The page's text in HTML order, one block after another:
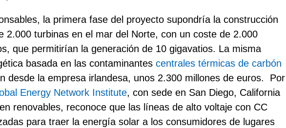
la primera fase del proyecto supondría la construcción
2.000 turbinas en el mar del Norte, con un coste de 2.000
que permitirían la generación de 10 gigavatios. La misma
basada en las contaminantes centrales térmicas de carbón
desde la empresa irlandesa, unos 2.300 millones de euros.
Por
Energy Network Institute, con sede en San Diego, California
renovables, reconoce que las líneas de alto voltaje con CC
para traer la energía solar a los consumidores de lugares